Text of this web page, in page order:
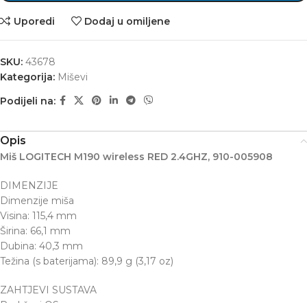
Uporedi Dodaj u omiljene
SKU: 43678
Kategorija: Miševi
Podijeli na:
Opis
Miš LOGITECH M190 wireless RED 2.4GHZ, 910-005908
DIMENZIJE
Dimenzije miša
Visina: 115,4 mm
Širina: 66,1 mm
Dubina: 40,3 mm
Težina (s baterijama): 89,9 g (3,17 oz)
ZAHTJEVI SUSTAVA